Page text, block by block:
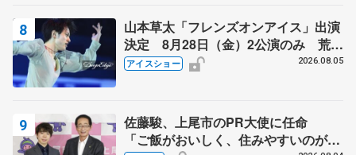
山本草太「フレンズオンアイス」出演
決定 8月28日（金）2公演のみ 荒川
静香さんプロデュース、20周年のアイ
アイスショー 2026.08.05
佐藤駿、上尾市のPR大使に任命
「ご飯がおいしく、住みやすいのが魅